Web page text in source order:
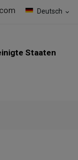
Deutsch expand_more
Staaten